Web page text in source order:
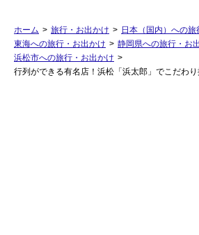
ホーム > 旅行・お出かけ > 日本（国内）への旅
東海への旅行・お出かけ > 静岡県への旅行・お
浜松市への旅行・お出かけ >
行列ができる有名店！浜松「浜太郎」でこだわり